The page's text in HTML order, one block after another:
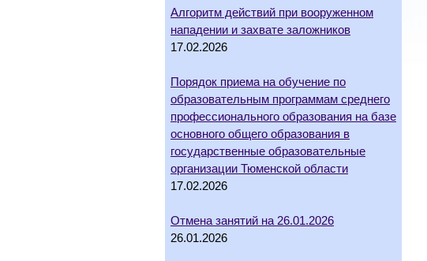
Алгоритм действий при вооруженном
нападении и захвате заложников
17.02.2026
Порядок приема на обучение по
образовательным программам среднего
профессионального образования на базе
основного общего образования в
государственные образовательные
организации Тюменской области
17.02.2026
Отмена занятий на 26.01.2026
26.01.2026